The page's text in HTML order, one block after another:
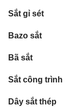
Sắt gỉ sét
Bazo sắt
Bã sắt
Sắt công trình
Dây sắt thép